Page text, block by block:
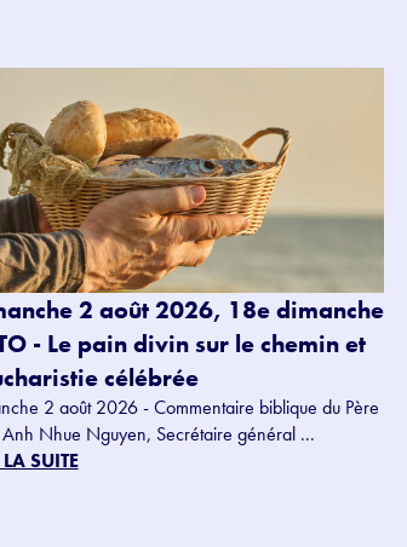
2 août 2026, 18e dimanche
- Le pain divin sur le chemin et
célébrée
2 août 2026 - Commentaire biblique du Père
Nhue Nguyen, Secrétaire général ...
LA SUITE